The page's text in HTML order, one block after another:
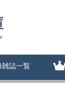
雑誌一覧